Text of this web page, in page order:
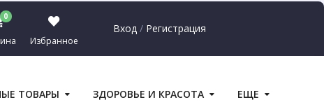
0
Перейти в корзину
Избранное
Вход/ Регистрация
ТОВАРЫ ЗДОРОВЬЕ И КРАСОТА ЕЩЕ